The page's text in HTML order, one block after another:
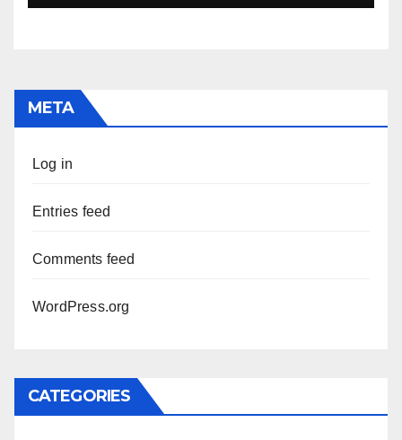
META
Log in
Entries feed
Comments feed
WordPress.org
CATEGORIES